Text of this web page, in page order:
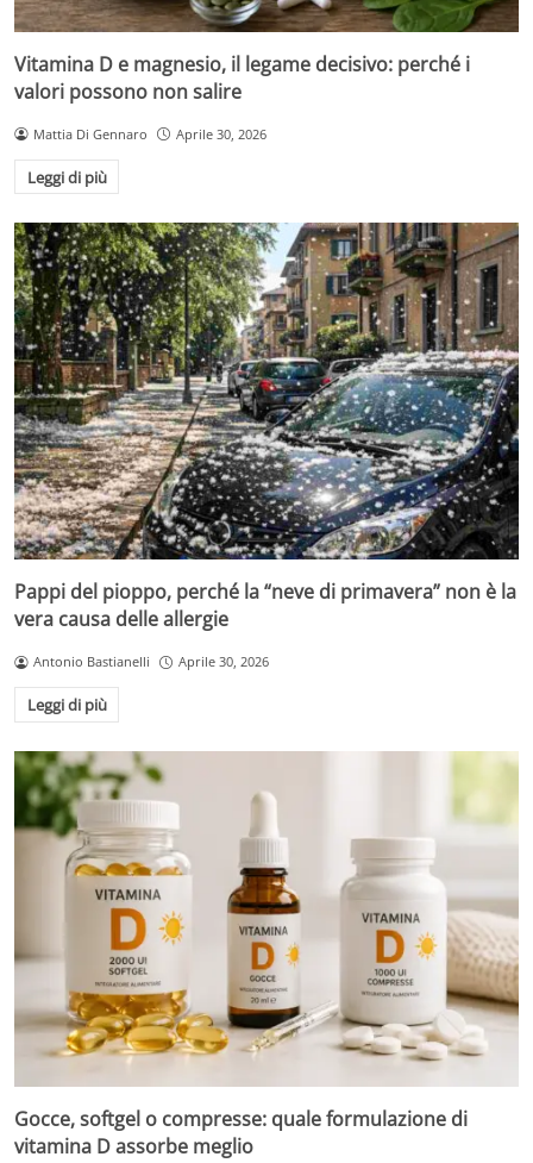
Vitamina D e magnesio, il legame decisivo: perché i
valori possono non salire
Mattia Di Gennaro Aprile 30, 2026
Leggi di più
Pappi del pioppo, perché la “neve di primavera” non è la
vera causa delle allergie
Antonio Bastianelli Aprile 30, 2026
Leggi di più
Gocce, softgel o compresse: quale formulazione di
vitamina D assorbe meglio